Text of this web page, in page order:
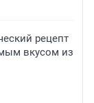
рецепт
вкусом из